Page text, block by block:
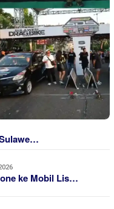
ke Mobil Lis…